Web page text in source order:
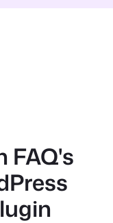
FAQ's